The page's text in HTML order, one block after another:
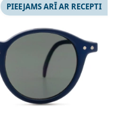
PIEEJAMS ARĪ AR RECEPTI